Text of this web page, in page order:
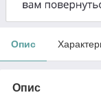
Опис
Опис